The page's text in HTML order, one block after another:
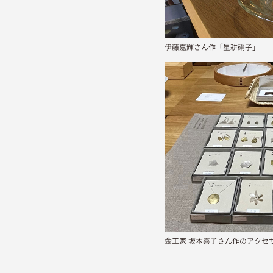
伊藤嘉輝さん作「星耕硝子」
金工家 坂本喜子さん作のアクセ